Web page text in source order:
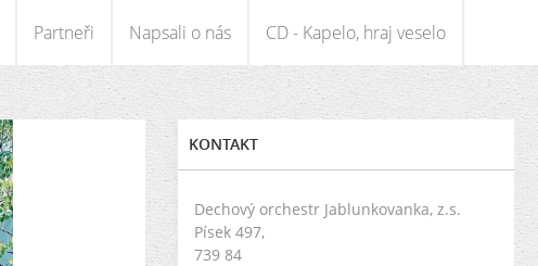
Partneři Napsali o nás CD - Kapelo, hraj veselo
KONTAKT
Dechový orchestr Jablunkovanka, z.s.
Písek 497,
739 84